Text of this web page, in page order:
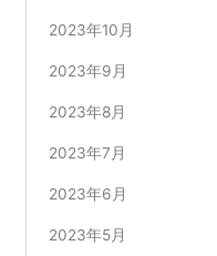
2023年10月
2023年9月
2023年8月
2023年7月
2023年6月
2023年5月